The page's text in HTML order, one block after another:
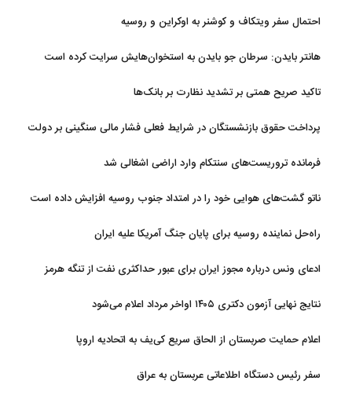
احتمال سفر ویتکاف و کوشنر به اوکراین و روسیه
هانتر بایدن: سرطان جو بایدن به استخوان‌هایش سرایت کرده است
تاکید صریح همتی بر تشدید نظارت بر بانک‌ها
پرداخت حقوق بازنشستگان در شرایط فعلی فشار مالی سنگینی بر دولت
فرمانده تروریست‌های سنتکام وارد اراضی اشغالی شد
ناتو گشت‌های هوایی خود را در امتداد جنوب روسیه افزایش داده است
راه‌حل نماینده روسیه برای پایان جنگ آمریکا علیه ایران
ادعای ونس درباره مجوز ایران برای عبور حداکثری نفت از تنگه هرمز
نتایج نهایی آزمون دکتری ۱۴۰۵ اواخر مرداد اعلام می‌شود
اعلام حمایت صربستان از الحاق سریع کی‌یف به اتحادیه اروپا
سفر رئیس دستگاه اطلاعاتی عربستان به عراق